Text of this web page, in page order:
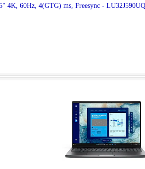
4K, 60Hz, 4(GTG) ms, Freesync -